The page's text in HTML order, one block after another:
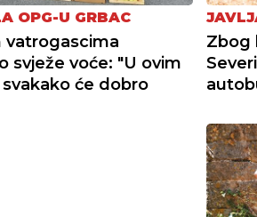
OPG-U GRBAC
vatrogascima
svježe voće: "U ovim
će dobro
Zbog